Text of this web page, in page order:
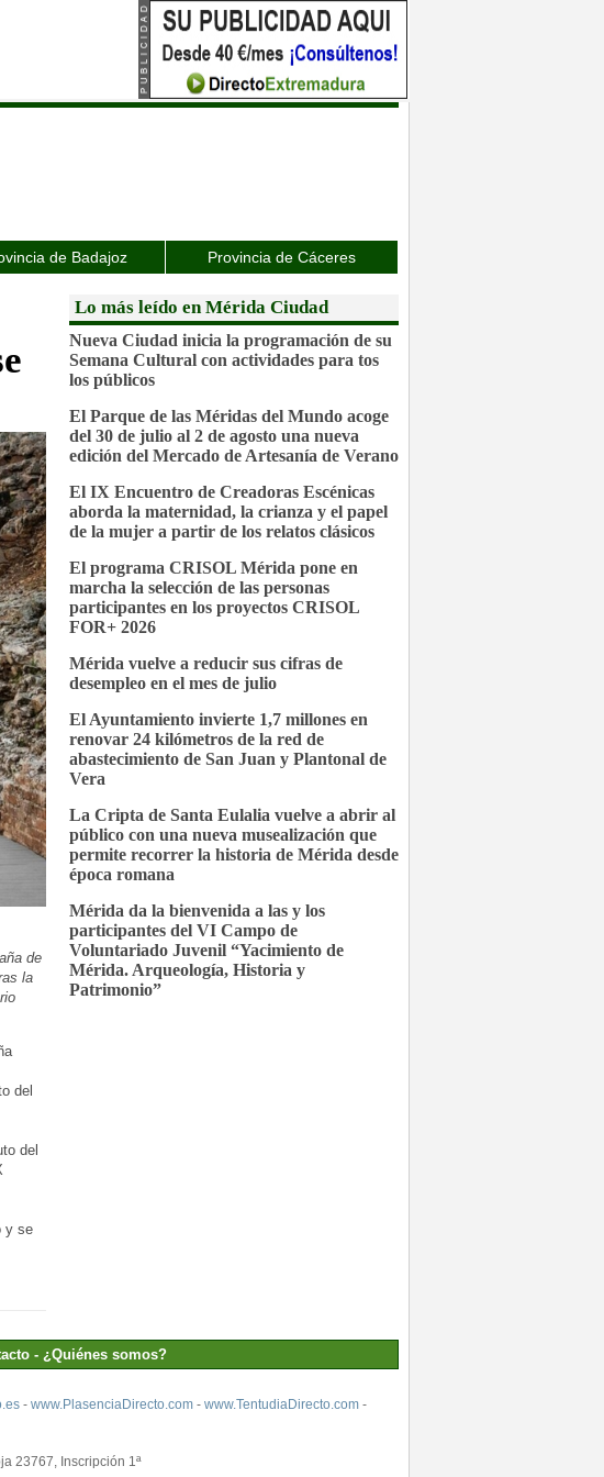
de Badajoz Provincia de Cáceres
de
la
del
del
y se
Lo más leído en Mérida Ciudad
Nueva Ciudad inicia la programación de su
Semana Cultural con actividades para tos
los públicos
El Parque de las Méridas del Mundo acoge
del 30 de julio al 2 de agosto una nueva
edición del Mercado de Artesanía de Verano
El IX Encuentro de Creadoras Escénicas
aborda la maternidad, la crianza y el papel
de la mujer a partir de los relatos clásicos
El programa CRISOL Mérida pone en
marcha la selección de las personas
participantes en los proyectos CRISOL
FOR+ 2026
Mérida vuelve a reducir sus cifras de
desempleo en el mes de julio
El Ayuntamiento invierte 1,7 millones en
renovar 24 kilómetros de la red de
abastecimiento de San Juan y Plantonal de
Vera
La Cripta de Santa Eulalia vuelve a abrir al
público con una nueva musealización que
permite recorrer la historia de Mérida desde
época romana
Mérida da la bienvenida a las y los
participantes del VI Campo de
Voluntariado Juvenil “Yacimiento de
Mérida. Arqueología, Historia y
Patrimonio”
- ¿Quiénes somos?
- www.PlasenciaDirecto.com- www.TentudiaDirecto.com-
23767, Inscripción 1ª